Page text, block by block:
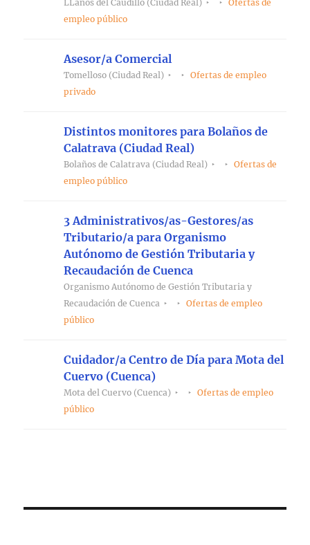
LLanos del Caudillo (Ciudad Real)
Ofertas de
empleo público
Asesor/a Comercial
Tomelloso (Ciudad Real)
Ofertas de empleo
privado
Distintos monitores para Bolaños de
Calatrava (Ciudad Real)
Bolaños de Calatrava (Ciudad Real)
Ofertas de
empleo público
3 Administrativos/as-Gestores/as
Tributario/a para Organismo
Autónomo de Gestión Tributaria y
Recaudación de Cuenca
Organismo Autónomo de Gestión Tributaria y
Recaudación de Cuenca
Ofertas de empleo
público
Cuidador/a Centro de Día para Mota del
Cuervo (Cuenca)
Mota del Cuervo (Cuenca)
Ofertas de empleo
público